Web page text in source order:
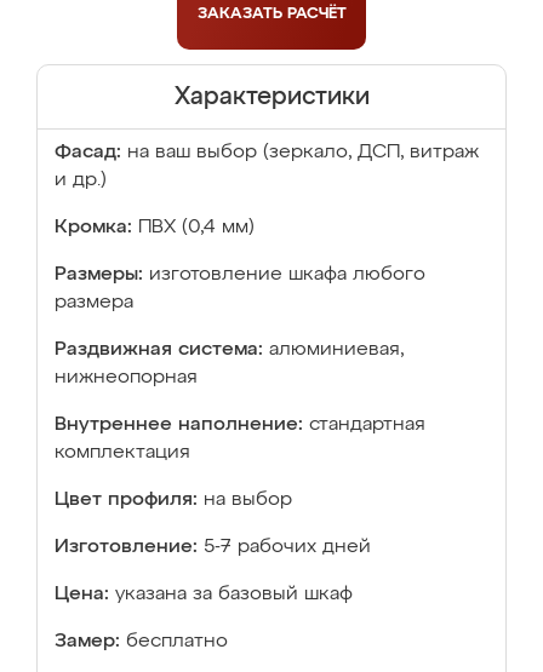
ЗАКАЗАТЬ РАСЧЁТ
Характеристики
Фасад: на ваш выбор (зеркало, ДСП, витраж
и др.)
Кромка: ПВХ (0,4 мм)
Размеры: изготовление шкафа любого
размера
Раздвижная система: алюминиевая,
нижнеопорная
Внутреннее наполнение: стандартная
комплектация
Цвет профиля: на выбор
Изготовление: 5-7 рабочих дней
Цена: указана за базовый шкаф
Замер: бесплатно